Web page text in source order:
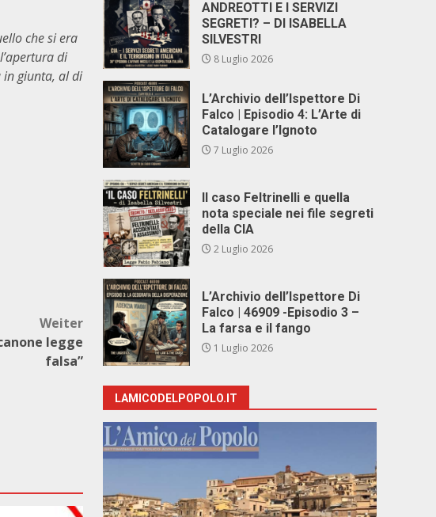
che si era
di
in giunta, al di
Weiter
legge
falsa”
ANDREOTTI E I SERVIZI
SEGRETI? – DI ISABELLA
SILVESTRI
8 Luglio 2026
L’Archivio dell’Ispettore Di
Falco | Episodio 4: L’Arte di
Catalogare l’Ignoto
7 Luglio 2026
Il caso Feltrinelli e quella
nota speciale nei file segreti
della CIA
2 Luglio 2026
L’Archivio dell’Ispettore Di
Falco | 46909 -Episodio 3 –
La farsa e il fango
1 Luglio 2026
LAMICODELPOPOLO.IT